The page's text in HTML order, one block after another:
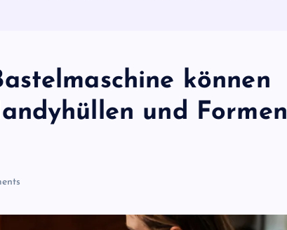
können
und Formen